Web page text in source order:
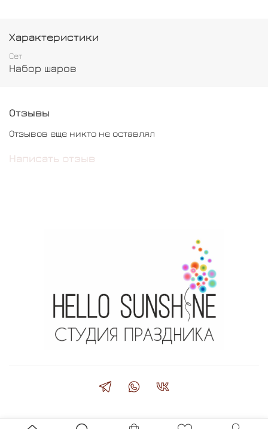
Характеристики
Сет
Набор шаров
Отзывы
Отзывов еще никто не оставлял
Написать отзыв